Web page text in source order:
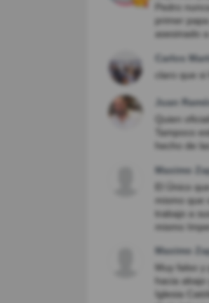
Pedro
primer
asesinado
Carlos
claro que
Juan
Quien
Tampoco
hecho de
Maximo
El Único
mismo que
trabajo a
mismo
Maximo
Muy falso
hacia
Iglesia